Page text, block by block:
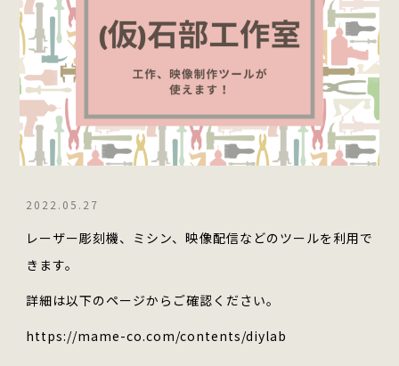
2022.05.27
レーザー彫刻機、ミシン、映像配信などのツールを利用で
きます。
詳細は以下のページからご確認ください。
https://mame-co.com/contents/diylab